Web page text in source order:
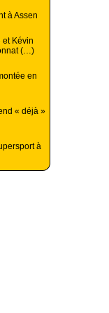
à Assen
et Kévin
(…)
en
« déjà »
à